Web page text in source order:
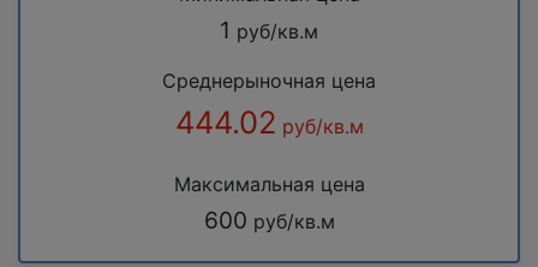
1 руб/кв.м
Среднерыночная цена
444.02 руб/кв.м
Максимальная цена
600 руб/кв.м